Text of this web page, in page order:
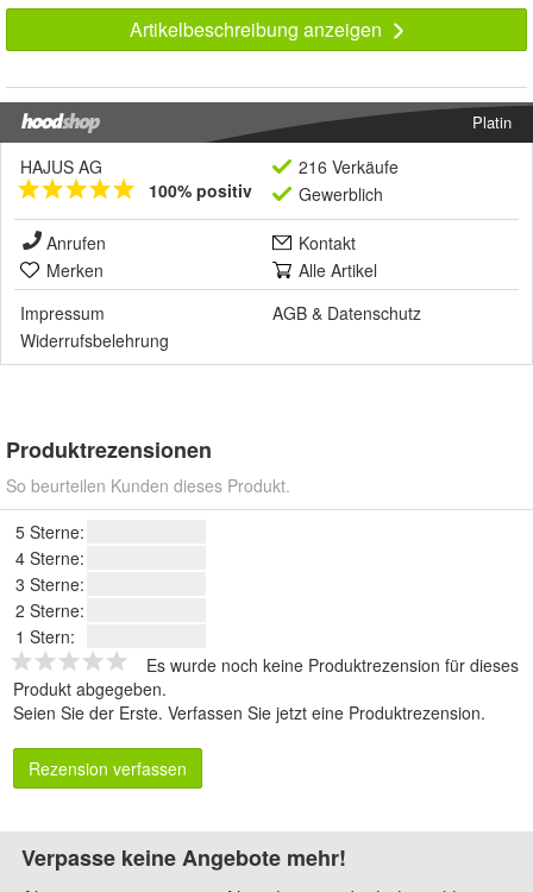
Artikelbeschreibung anzeigen
Platin
HAJUS AG
100% positiv
216 Verkäufe
Gewerblich
Anrufen
Kontakt
Merken
Alle Artikel
Impressum
AGB & Datenschutz
Widerrufsbelehrung
Produktrezensionen
So beurteilen Kunden dieses Produkt.
5 Sterne:
4 Sterne:
3 Sterne:
2 Sterne:
1 Stern:
Es wurde noch keine Produktrezension für dieses
Produkt abgegeben.
Seien Sie der Erste. Verfassen Sie jetzt eine Produktrezension.
Rezension verfassen
Verpasse keine Angebote mehr!